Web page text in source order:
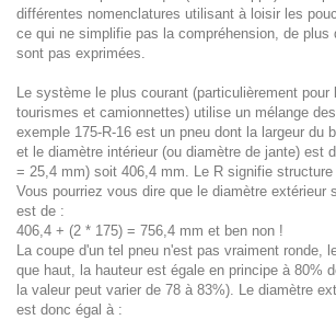
différentes nomenclatures utilisant à loisir les
ce qui ne simplifie pas la compréhension, de plus
sont pas exprimées.
Le système le plus courant (particulièrement
tourismes et camionnettes) utilise un mélange
exemple 175-R-16 est un pneu dont la largeur du
et le diamètre intérieur (ou diamètre de jante) est
= 25,4 mm) soit 406,4 mm. Le R signifie structure
Vous pourriez vous dire que le diamètre extérieur
est de :
406,4 + (2 * 175) = 756,4 mm et ben non !
La coupe d'un tel pneu n'est pas vraiment ronde,
que haut, la hauteur est égale en principe à 80%
la valeur peut varier de 78 à 83%). Le diamètre
est donc égal à :